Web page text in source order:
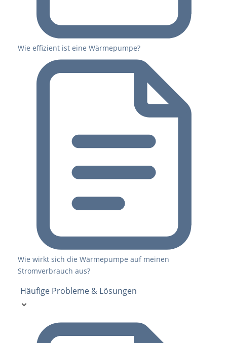
Wie effizient ist eine Wärmepumpe?
Wie wirkt sich die Wärmepumpe auf meinen
Stromverbrauch aus?
Häufige Probleme & Lösungen